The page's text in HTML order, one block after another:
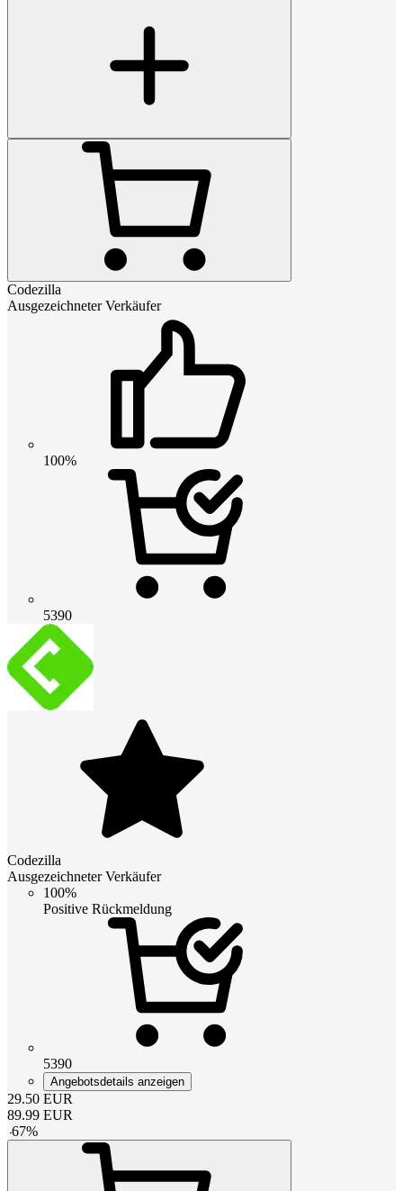
Codezilla
Ausgezeichneter Verkäufer
100%
5390
Codezilla
Ausgezeichneter Verkäufer
100%
Positive Rückmeldung
5390
Angebotsdetails anzeigen
29.50 EUR
89.99 EUR
-67%